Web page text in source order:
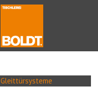
Gleittürsysteme